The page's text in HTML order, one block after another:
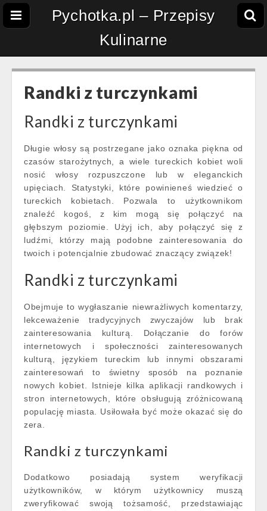
Pychotka.pl – Przepisy
Kulinarne
Randki z turczynkami
Randki z turczynkami
Długie włosy są postrzegane jako oznaka piękna od
czasów starożytnych, a wiele tureckich kobiet woli
nosić włosy rozpuszczone lub w eleganckich
upięciach. Statystyki, które powinieneś wiedzieć o
tureckich kobietach. Pozwala to użytkownikom
znaleźć kogoś, z kim mogą się połączyć na
głębszym poziomie. Użyj ich, aby połączyć się z
ludźmi, którzy mają podobne zainteresowania do
twoich i potencjalnie zbudować znaczący związek!
Randki z turczynkami
Obejmuje to wygłaszanie niewrażliwych komentarzy,
lekceważenie tradycyjnych zwyczajów lub brak
zainteresowania kulturą. Dołączanie do forów
internetowych i społeczności zainteresowanych
kulturą, językiem tureckim lub innymi obszarami
zainteresowań to świetny sposób na poznanie
nowych kobiet. Istnieje kilka aplikacji randkowych i
stron internetowych, które obsługują zróżnicowaną
populację miasta. Usiłowała być może okazać się do
zera.
Randki z turczynkami
Dodatkowo posiadają system weryfikacji
użytkowników, w którym użytkownicy muszą
zweryfikować swoją tożsamość, przedstawiając